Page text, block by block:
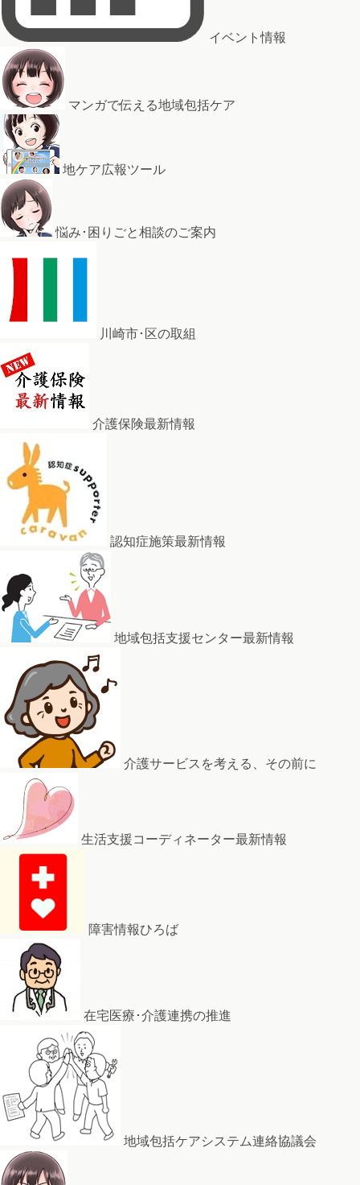
イベント情報
マンガで伝える地域包括ケア
地ケア広報ツール
悩み･困りごと相談のご案内
川崎市･区の取組
介護保険最新情報
認知症施策最新情報
地域包括支援センター最新情報
介護サービスを考える、その前に
生活支援コーディネーター最新情報
障害情報ひろば
在宅医療･介護連携の推進
地域包括ケアシステム連絡協議会